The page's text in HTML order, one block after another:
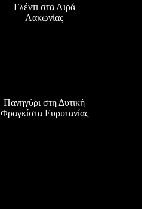
Γλέντι στα Λιρά
Λακωνίας
Πανηγύρι στη Δυτική
Φραγκίστα Ευρυτανίας